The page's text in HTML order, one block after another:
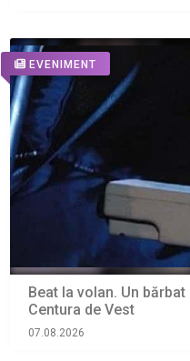
EVENIMENT
Beat la volan. Un
Centura de Vest
07.08.2026